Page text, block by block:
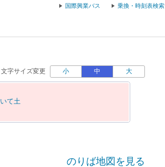
国際興業バス 乗換・時刻表検索
文字サイズ変更 小 中 大
いて土
のりば地図を見る